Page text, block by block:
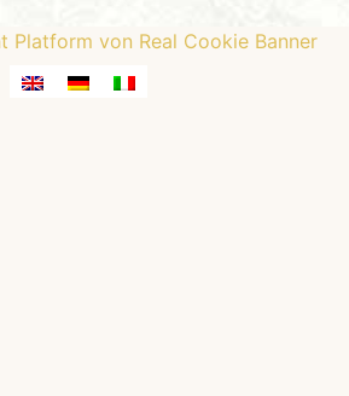
Platform von Real Cookie Banner